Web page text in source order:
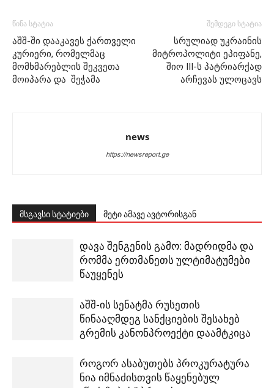
წინა სტატია
აშშ-ში დააკავეს ქართველი
კურიერი, რომელმაც
მომხმარებლის შეკვეთა
მოიპარა და შეჭამა
შემდეგი სტატია
სრულიად უკრაინის
მიტროპოლიტი ეპიფანე,
შიო III-ს პატრიარქად
არჩევას ულოცავს
news
https://newsreport.ge
მსგავსი სტატიები მეტი ამავე ავტორისგან
დავა შენგენის გამო: მადრიდმა და
რომმა ერთმანეთს ულტიმატუმები
წაუყენეს
აშშ-ის სენატმა რუსეთის
წინააღმდეგ სანქციების შესახებ
გრემის კანონპროექტი დაამტკიცა
როგორ ასაბუთებს პროკურატურა
ნია იმნაძისთვის წაყენებულ